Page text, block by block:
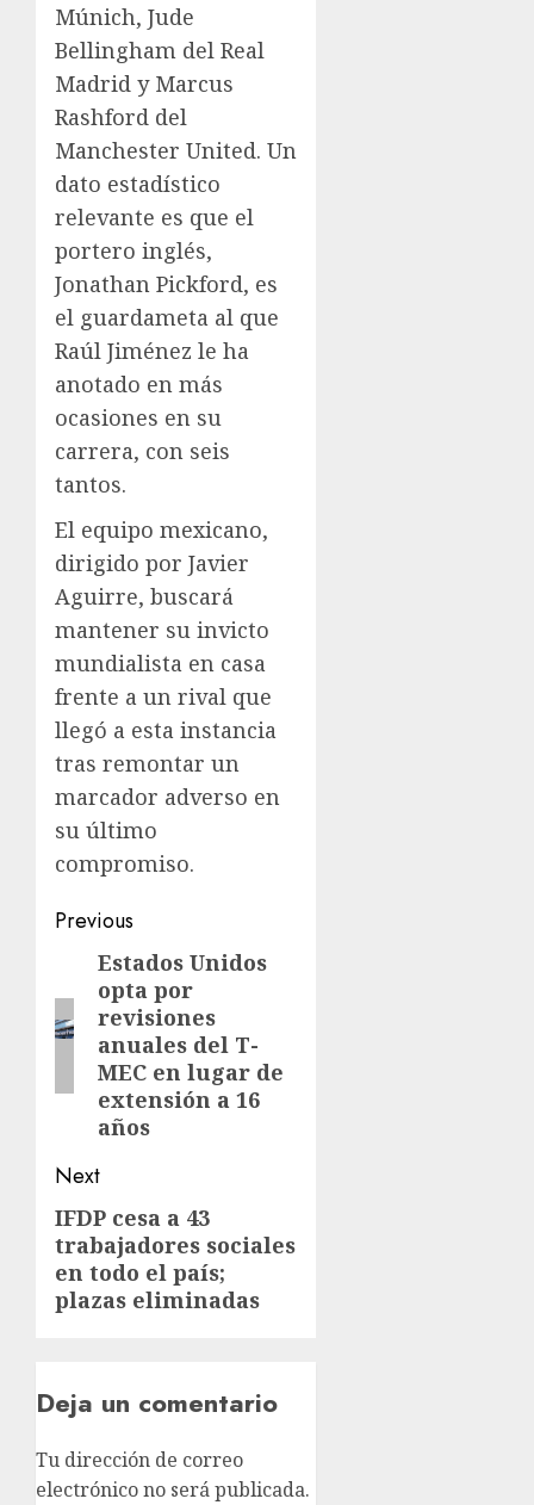
Múnich, Jude
Bellingham del Real
Madrid y Marcus
Rashford del
Manchester United. Un
dato estadístico
relevante es que el
portero inglés,
Jonathan Pickford, es
el guardameta al que
Raúl Jiménez le ha
anotado en más
ocasiones en su
carrera, con seis
tantos.
El equipo mexicano,
dirigido por Javier
Aguirre, buscará
mantener su invicto
mundialista en casa
frente a un rival que
llegó a esta instancia
tras remontar un
marcador adverso en
su último
compromiso.
Previous
Estados Unidos
opta por
revisiones
anuales del T-
MEC en lugar de
extensión a 16
años
Next
IFDP cesa a 43
trabajadores sociales
en todo el país;
plazas eliminadas
Deja un comentario
Tu dirección de correo
electrónico no será publicada.